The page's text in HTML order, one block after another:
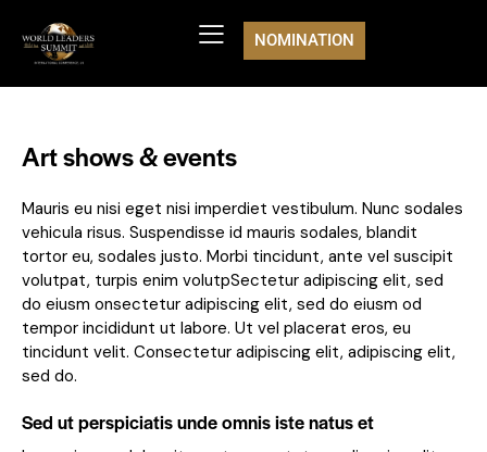
NOMINATION
Art shows & events
Mauris eu nisi eget nisi imperdiet vestibulum. Nunc sodales
vehicula risus. Suspendisse id mauris sodales, blandit
tortor eu, sodales justo. Morbi tincidunt, ante vel suscipit
volutpat, turpis enim volutpSectetur adipiscing elit, sed
do eiusm onsectetur adipiscing elit, sed do eiusm od
tempor incididunt ut labore. Ut vel placerat eros, eu
tincidunt velit. Consectetur adipiscing elit, adipiscing elit,
sed do.
Sed ut perspiciatis unde omnis iste natus et